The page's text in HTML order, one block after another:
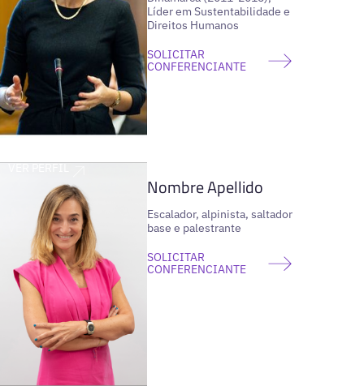
Líder em Sustentabilidade e
Direitos Humanos
SOLICITAR
CONFERENCIANTE
VER PERFIL
Nombre Apellido
Escalador, alpinista, saltador
base e palestrante
SOLICITAR
CONFERENCIANTE